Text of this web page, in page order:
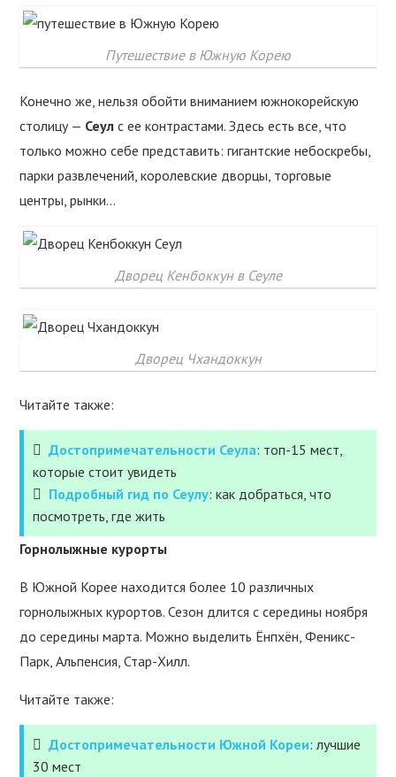
Путешествие в Южную Корею
Конечно же, нельзя обойти вниманием южнокорейскую
столицу — Сеул с ее контрастами. Здесь есть все, что
только можно себе представить: гигантские небоскребы,
парки развлечений, королевские дворцы, торговые
центры, рынки…
Дворец Кенбоккун в Сеуле
Дворец Чхандоккун
Читайте также:
Достопримечательности Сеула: топ-15 мест,
которые стоит увидеть
Подробный гид по Сеулу: как добраться, что
посмотреть, где жить
Горнолыжные курорты
В Южной Корее находится более 10 различных
горнолыжных курортов. Сезон длится с середины ноября
до середины марта. Можно выделить Ёнпхён, Феникс-
Парк, Альпенсия, Стар-Хилл.
Читайте также:
Достопримечательности Южной Кореи: лучшие
30 мест